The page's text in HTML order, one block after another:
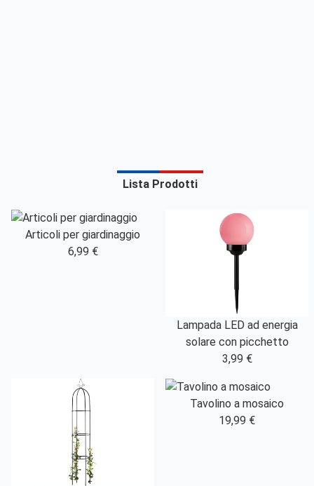
Lista Prodotti
Articoli per giardinaggio
6,99 €
Lampada LED ad energia
solare con picchetto
3,99 €
Tavolino a mosaico
19,99 €